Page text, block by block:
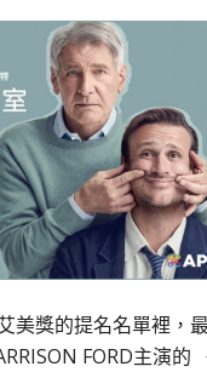
美獎的提名名單裡，
FORD主演的